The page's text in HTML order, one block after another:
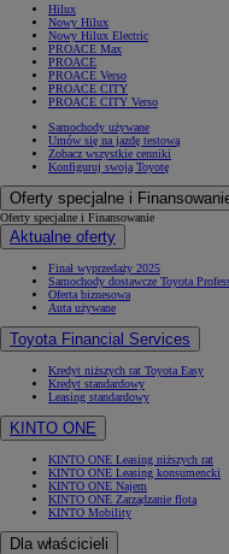
Hilux
Nowy Hilux
Nowy Hilux Electric
PROACE Max
PROACE
PROACE Verso
PROACE CITY
PROACE CITY Verso
Samochody używane
Umów się na jazdę testową
Zobacz wszystkie cenniki
Konfiguruj swoją Toyotę
Oferty specjalne i
Oferty specjalne i Finansowanie
Aktualne oferty
Finał wyprzedaży 2025
Samochody dostawcze Toyota
Oferta biznesowa
Auta używane
Toyota Financial Services
Kredyt niższych rat Toyota Easy
Kredyt standardowy
Leasing standardowy
KINTO ONE
KINTO ONE Leasing niższych rat
KINTO ONE Leasing konsumencki
KINTO ONE Najem
KINTO ONE Zarządzanie flotą
KINTO Mobility
Dla właścicieli